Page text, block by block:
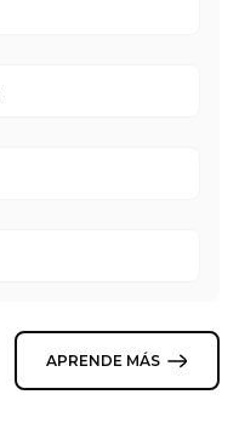
APRENDE MÁS